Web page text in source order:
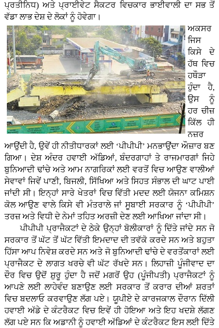
ਪ੍ਰਤੀਨਿਧ) ਅਤੇ ਪ੍ਰਾਈਵੇਟ ਸੈਕਟਰ ਵਿਚਕਾਰ ਭਾਈਵਾਲੀ ਦਾ ਸਭ ਤੋਂ
ਵੱਡਾ ਲਾਭ ਦੇਸ਼ ਦੇ ਲੋਕਾਂ ਨੂੰ ਹੋਵੇਗਾ।
ਅਕਸਰ
ਜਿਸ
ਕਿਸੇ ਦੇ
ਹੱਥ ਵਿਚ
ਹਥੌੜਾ
ਹੁੰਦਾ ਹੈ,
ਉਸ ਨੂੰ
ਹਰ ਚੀਜ਼
ਕਿੱਲ ਹੀ
ਨਜ਼ਰ
ਆਉਂਦੀ ਹੈ, ਉਵੇਂ ਹੀ ਨੀਤੀਧਾਰਕਾਂ ਲਈ ‘ਪੀਪੀਪੀ’ ਮਨਭਾਉਂਦਾ ਔਜ਼ਾਰ ਬਣ
ਗਿਆ। ਦੇਸ਼ ਅੰਦਰ ਹਵਾਈ ਅੱਡਿਆਂ, ਬੰਦਰਗਾਹਾਂ ਤੇ ਰਾਜਮਾਰਗਾਂ ਜਿਹੇ
ਬੁਨਿਆਦੀ ਢਾਂਚੇ ਅਤੇ ਆਮ ਨਾਗਰਿਕਾਂ ਲਈ ਵਰਤੋਂ ਵਿਚ ਆਉਣ ਵਾਲੀਆਂ
ਸੇਵਾਵਾਂ ਜਿਵੇਂ ਪਾਣੀ, ਬਿਜਲੀ, ਸਿੱਖਿਆ ਅਤੇ ਸਿਹਤ ਸੰਭਾਲ ਦੀ ਘਾਟ ਪਾਈ
ਜਾਂਦੀ ਸੀ। ਇਨ੍ਹਾਂ ਸਾਰੇ ਖੇਤਰਾਂ ਵਿਚ ਵਿੱਤੀ ਮਦਦ ਲਈ ਯੋਜਨਾ ਕਮਿਸ਼ਨ
ਕੋਲ ਆਉਣ ਵਾਲੇ ਕਿਸੇ ਵੀ ਮੰਤਰਾਲੇ ਜਾਂ ਸੂਬਾਈ ਸਰਕਾਰ ਨੂੰ ‘ਪੀਪੀਪੀ’
ਤਰਜ਼ ਅਤੇ ਵਿਧੀ ਦੇ ਨੇਮਾਂ ਤਹਿਤ ਅਰਜ਼ੀ ਦੇਣ ਲਈ ਆਖਿਆ ਜਾਂਦਾ ਸੀ।
ਪੀਪੀਪੀ ਪ੍ਰਾਜੈਕਟਾਂ ਦੇ ਠੇਕੇ ਉਨ੍ਹਾਂ ਬੋਲੀਕਾਰਾਂ ਨੂੰ ਦਿੱਤੇ ਜਾਂਦੇ ਸਨ ਜੋ
ਸਰਕਾਰ ਤੋਂ ਘੱਟ ਤੋਂ ਘੱਟ ਵਿੱਤੀ ਇਮਦਾਦ ਦੀ ਤਵੱਕੋ ਕਰਦੇ ਸਨ ਅਤੇ ਬਹੁਤਾ
ਹਿੱਸਾ ਆਪ ਨਿਵੇਸ਼ ਕਰਦੇ ਸਨ ਅਤੇ ਜੋ ਬੁਨਿਆਦੀ ਢਾਂਚੇ ਦੇ ਵਰਤੋਂਕਾਰਾਂ ਲਈ
ਪ੍ਰਾਜੈਕਟ ਦੇ ਲਾਗਤ ਖਰਚੇ ਵੀ ਘੱਟ ਰੱਖਦੇ ਸਨ। ਲਿਹਾਜ਼ੀ ਪੂੰਜੀਵਾਦ ਦਾ
ਦੌਰ ਵਿਚ ਉਦੋਂ ਸ਼ੁਰੂ ਹੁੰਦਾ ਹੈ ਜਦੋਂ ਮਗਰੋਂ ਉਹ (ਪੂੰਜੀਪਤੀ) ਪ੍ਰਾਜੈਕਟਾਂ ਨੂੰ
ਆਪਣੇ ਲਈ ਲਾਹੇਵੰਦ ਬਣਾਉਣ ਲਈ ਸਰਕਾਰ ਤੋਂ ਕਰਾਰ ਦੀਆਂ ਸ਼ਰਤਾਂ
ਵਿਚ ਬਦਲਾਓ ਕਰਵਾਉਣ ਲੱਗ ਪਏ। ਯੂਪੀਏ ਦੇ ਕਾਰਜਕਾਲ ਦੌਰਾਨ ਦਿੱਲੀ
ਹਵਾਈ ਅੱਡੇ ਦੇ ਕੰਟਰੈਕਟ ਵਿਚ ਇਵੇਂ ਹੀ ਹੋਇਆ ਅਤੇ ਇਹ ਖਦਸ਼ੇ ਲੱਗਣ
ਲੱਗ ਪਏ ਸਨ ਕਿ ਅਡਾਨੀ ਨੂੰ ਹਵਾਈ ਅੱਡਿਆਂ ਦੇ ਕੰਟਰੈਕਟ ਇਸ ਲਈ ਦਿੱਤੇ